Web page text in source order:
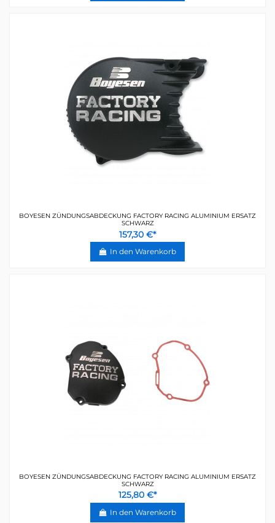
BOYESEN ZÜNDUNGSABDECKUNG FACTORY RACING ALUMINIUM ERSATZ
SCHWARZ
157,30 €*
In den Warenkorb
BOYESEN ZÜNDUNGSABDECKUNG FACTORY RACING ALUMINIUM ERSATZ
SCHWARZ
125,80 €*
In den Warenkorb